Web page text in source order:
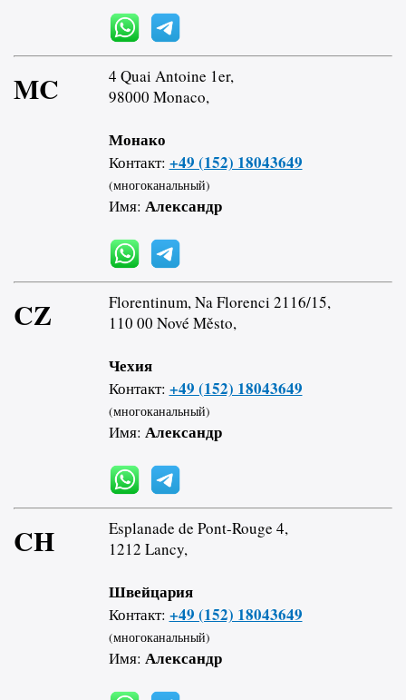
MC
4 Quai Antoine 1er,
98000 Monaco,
Монако
Контакт: +49 (152) 18043649
(многоканальный)
Имя: Александр
CZ
Florentinum, Na Florenci 2116/15,
110 00 Nové Město,
Чехия
Контакт: +49 (152) 18043649
(многоканальный)
Имя: Александр
CH
Esplanade de Pont-Rouge 4,
1212 Lancy,
Швейцария
Контакт: +49 (152) 18043649
(многоканальный)
Имя: Александр